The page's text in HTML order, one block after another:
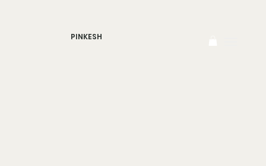
PINKESH